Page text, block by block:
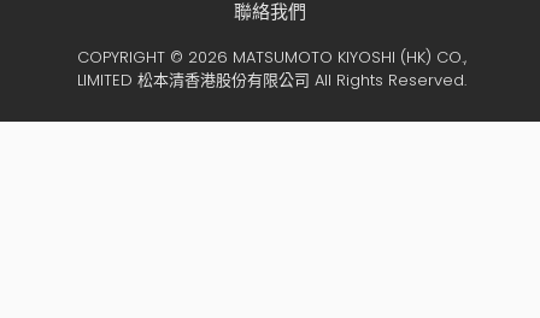
聯絡我們
COPYRIGHT © 2026 MATSUMOTO KIYOSHI (HK) CO.,
LIMITED 松本清香港股份有限公司 All Rights Reserved.